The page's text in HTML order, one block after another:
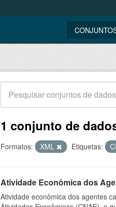
1 conjunto de
Formatos: XML Etiquetas:
Atividade Econômica dos
Atividade econômica dos agentes